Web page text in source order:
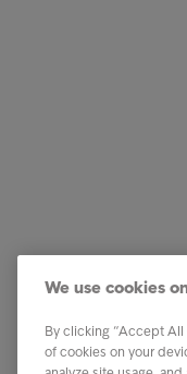
Vores
Rapporter
We use cookies
By clicking “Accept All
of cookies on your